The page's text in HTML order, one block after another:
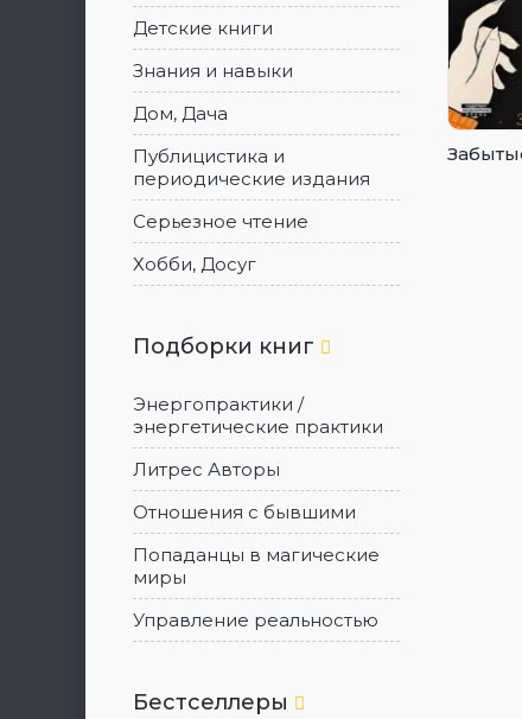
Детские книги
Знания и навыки
Дом, Дача
Публицистика и
периодические издания
Серьезное чтение
Хобби, Досуг
Подборки книг
Энергопрактики /
энергетические практики
Литрес Авторы
Отношения с бывшими
Попаданцы в магические
миры
Управление реальностью
Бестселлеры